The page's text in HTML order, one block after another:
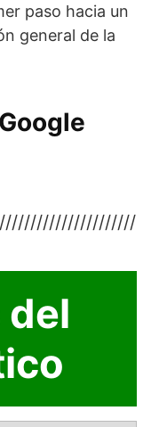
paso hacia un
general de la
del